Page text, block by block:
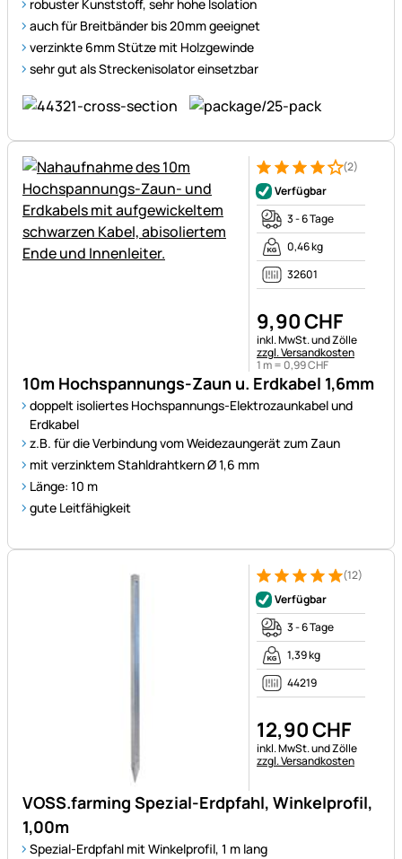
robuster Kunststoff, sehr hohe Isolation
auch für Breitbänder bis 20mm geeignet
verzinkte 6mm Stütze mit Holzgewinde
sehr gut als Streckenisolator einsetzbar
10m Hochspannungs-Zaun u. Erdkabel 1,6mm
doppelt isoliertes Hochspannungs-Elektrozaunkabel und
Erdkabel
z.B. für die Verbindung vom Weidezaungerät zum Zaun
mit verzinktem Stahldrahtkern Ø 1,6 mm
Länge: 10 m
gute Leitfähigkeit
Bewertung: 4 von 5 (2
2 Bewertungen
(2)
Verfügbar
3 - 6 Tage
0,46 kg
32601
9,90CHF
Steuerhinweis:
inkl. MwSt. und Zölle
zzgl. Versandkosten
1 m = 0,99CHF
VOSS.farming Spezial-Erdpfahl, Winkelprofil,
1,00m
Spezial-Erdpfahl mit Winkelprofil, 1 m lang
Bewertung: 5 von 5 (12
12 Bewertungen (12)
Verfügbar
3 - 6 Tage
1,39 kg
44219
12,90CHF
Steuerhinweis:
inkl. MwSt. und Zölle
zzgl. Versandkosten